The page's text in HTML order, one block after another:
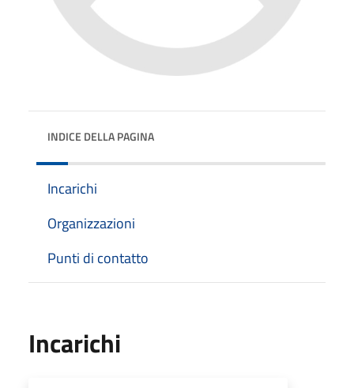
INDICE DELLA PAGINA
Incarichi
Organizzazioni
Punti di contatto
Incarichi